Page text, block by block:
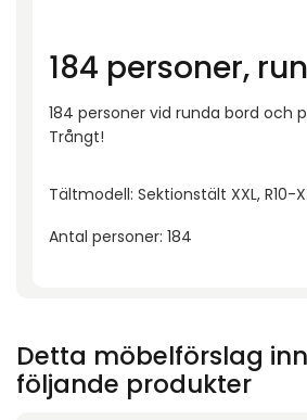
184 personer,
184 personer vid runda bord och
Trångt!
Tältmodell: Sektionstält XXL, R10-
Antal personer: 184
Detta möbelförslag
följande produkter